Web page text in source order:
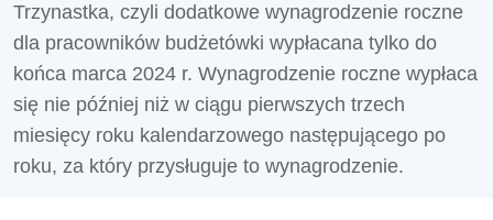
Trzynastka, czyli dodatkowe wynagrodzenie roczne
dla pracowników budżetówki wypłacana tylko do
końca marca 2024 r. Wynagrodzenie roczne wypłaca
się nie później niż w ciągu pierwszych trzech
miesięcy roku kalendarzowego następującego po
roku, za który przysługuje to wynagrodzenie.